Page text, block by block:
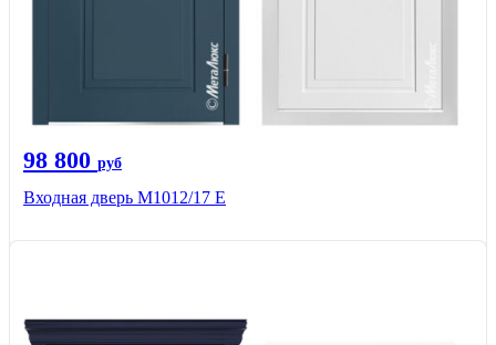
98 800 руб
Входная дверь М1012/17 E